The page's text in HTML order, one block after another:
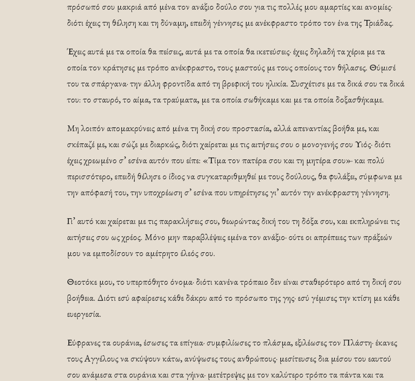
πρόσωπό σου μακριά από μένα τον ανάξιο δούλο σου για τις πολλές μου αμαρτίες και ανομίες·
διότι έχεις τη θέληση και τη δύναμη, επειδή γέννησες με ανέκφραστο τρόπο τον ένα της Τριάδας.
Έχεις αυτά με τα οποία θα πείσεις, αυτά με τα οποία θα ικετεύσεις· έχεις δηλαδή τα χέρια με τα
οποία τον κράτησες με τρόπο ανέκφραστο, τους μαστούς με τους οποίους τον θήλασες. Θύμισέ
του τα σπάργανα· την άλλη φροντίδα από τη βρεφική του ηλικία. Συσχέτισε με τα δικά σου τα δικά
του: το σταυρό, το αίμα, τα τραύματα, με τα οποία σωθήκαμε και με τα οποία δοξασθήκαμε.
Μη λοιπόν απομακρύνεις από μένα τη δική σου προστασία, αλλά απεναντίας βοήθα με, και
σκέπαζέ με, και σώζε με διαρκώς, διότι χαίρεται με τις αιτήσεις σου ο μονογενής σου Υιός· διότι
έχεις χρεωμένο σ’ εσένα αυτόν που είπε: «Τίμα τον πατέρα σου και τη μητέρα σου»· και πολύ
περισσότερο, επειδή θέλησε ο ίδιος να συγκαταριθμηθεί με τους δούλους, θα φυλάξει, σύμφωνα με
την απόφασή του, την υποχρέωση σ’ εσένα που υπηρέτησες γι’ αυτόν την ανέκφραστη γέννηση.
Γι’ αυτό και χαίρεται με τις παρακλήσεις σου, θεωρώντας δική του τη δόξα σου, και εκπληρώνει τις
αιτήσεις σου ως χρέος. Μόνο μην παραβλέψεις εμένα τον ανάξιο· ούτε οι απρέπειες των πράξεών
μου να εμποδίσουν το αμέτρητο έλεός σου.
Θεοτόκε μου, το υπερπόθητο όνομα· διότι κανένα τρόπαιο δεν είναι σταθερότερο από τη δική σου
βοήθεια. Διότι εσύ αφαίρεσες κάθε δάκρυ από το πρόσωπο της γης· εσύ γέμισες την κτίση με κάθε
ευεργεσία.
Εύφρανες τα ουράνια, έσωσες τα επίγεια· συμφιλίωσες το πλάσμα, εξιλέωσες τον Πλάστη· έκανες
τους Αγγέλους να σκύψουν κάτω, ανύψωσες τους ανθρώπους· μεσίτευσες δια μέσου του εαυτού
σου ανάμεσα στα ουράνια και στα γήινα· μετέτρεψες με τον καλύτερο τρόπο τα πάντα και τα